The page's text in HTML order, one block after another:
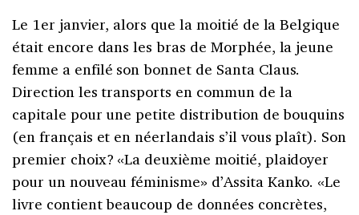
Le 1er janvier, alors que la moitié de la Belgique
était encore dans les bras de Morphée, la jeune
femme a enfilé son bonnet de Santa Claus.
Direction les transports en commun de la
capitale pour une petite distribution de bouquins
(en français et en néerlandais s’il vous plaît). Son
premier choix? «La deuxième moitié, plaidoyer
pour un nouveau féminisme» d’Assita Kanko. «Le
livre contient beaucoup de données concrètes,